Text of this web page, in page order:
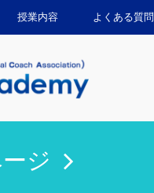
授業内容 よくある質問
ジ